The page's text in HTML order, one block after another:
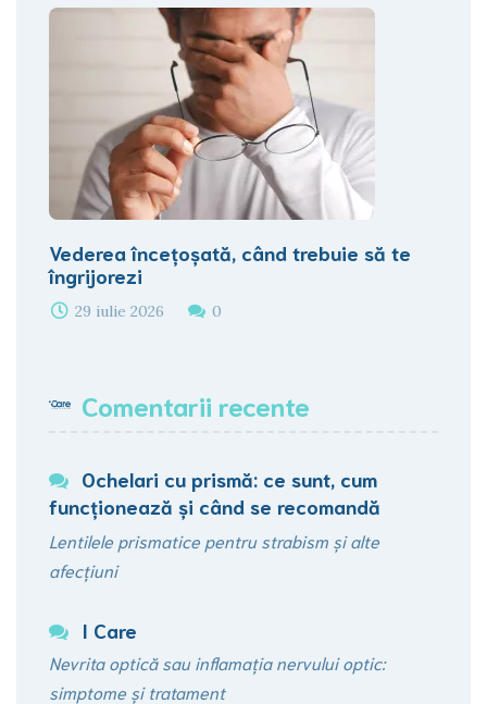
Vederea încețoșată, când trebuie să te
îngrijorezi
29 iulie 2026 0
Comentarii recente
Ochelari cu prismă: ce sunt, cum
funcționează şi când se recomandă
Lentilele prismatice pentru strabism și alte
afecțiuni
I Care
Nevrita optică sau inflamația nervului optic:
simptome și tratament